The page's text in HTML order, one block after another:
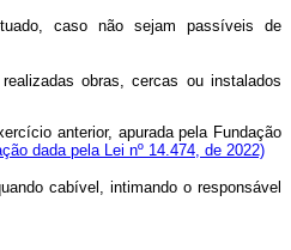
caso não sejam passíveis de
obras, cercas ou instalados
anterior, apurada pela Fundação
dada pela Lei nº 14.474, de 2022)
cabível, intimando o responsável